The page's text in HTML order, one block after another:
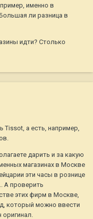
именно в
ли разница в
идти? Столько
а есть, например,
дарить и за какую
магазинах в Москве
эти часы в рознице
А проверить
этих фирм в Москве,
который можно ввести
оригинал.